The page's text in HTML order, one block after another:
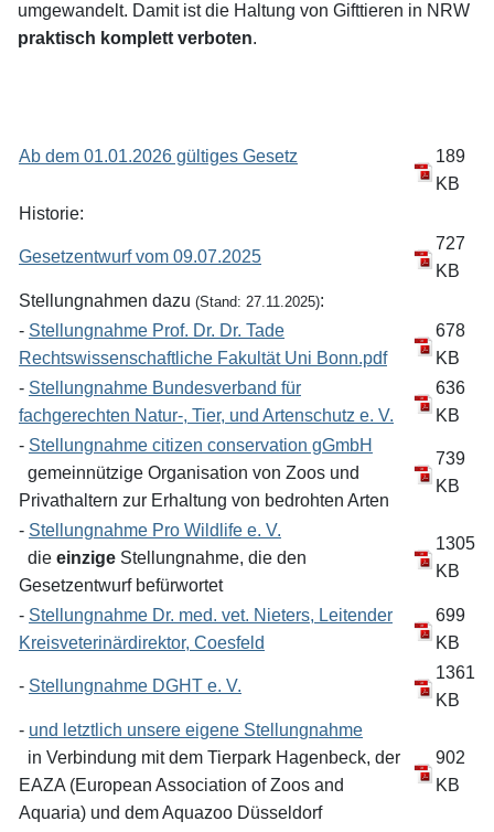
umgewandelt. Damit ist die Haltung von Gifttieren in NRW
praktisch komplett verboten.
Ab dem 01.01.2026 gültiges Gesetz
189
KB
Historie:
Gesetzentwurf vom 09.07.2025
727
KB
Stellungnahmen dazu (Stand: 27.11.2025):
- Stellungnahme Prof. Dr. Dr. Tade
Rechtswissenschaftliche Fakultät Uni Bonn.pdf
678
KB
- Stellungnahme Bundesverband für
fachgerechten Natur-, Tier, und Artenschutz e. V.
636
KB
- Stellungnahme citizen conservation gGmbH
gemeinnützige Organisation von Zoos und
Privathaltern zur Erhaltung von bedrohten Arten
739
KB
- Stellungnahme Pro Wildlife e. V.
die einzige Stellungnahme, die den
Gesetzentwurf befürwortet
1305
KB
- Stellungnahme Dr. med. vet. Nieters, Leitender
Kreisveterinärdirektor, Coesfeld
699
KB
- Stellungnahme DGHT e. V.
1361
KB
- und letztlich unsere eigene Stellungnahme
in Verbindung mit dem Tierpark Hagenbeck, der
EAZA (European Association of Zoos and
Aquaria) und dem Aquazoo Düsseldorf
902
KB